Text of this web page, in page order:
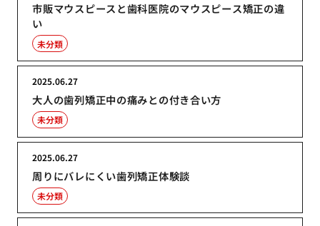
市販マウスピースと歯科医院のマウスピース矯正の違
い
未分類
大人の歯列矯正中の痛みとの付き合い方
2025.06.27
未分類
周りにバレにくい歯列矯正体験談
2025.06.27
未分類